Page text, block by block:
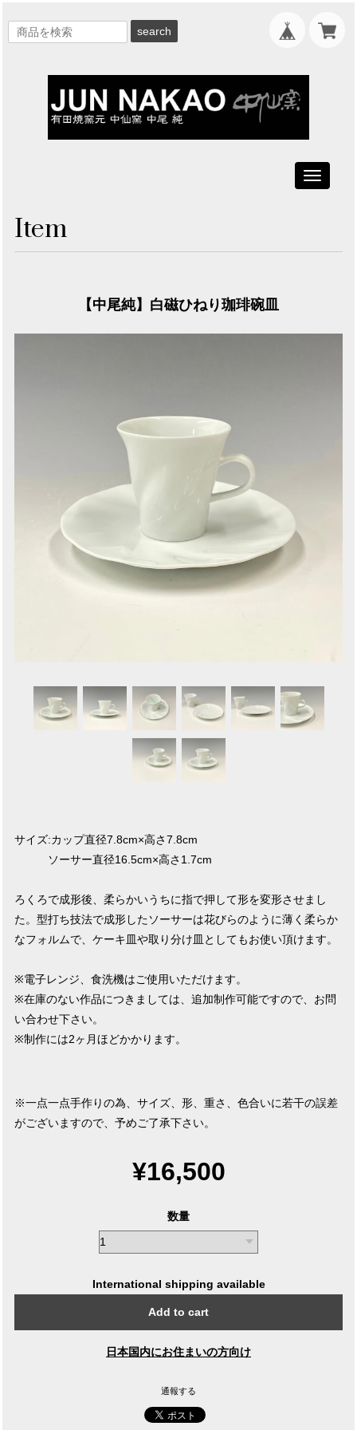
search
Toggle
Item
【中尾純】白磁ひねり珈琲碗皿
サイズ:カップ直径7.8cm×高さ7.8cm
ソーサー直径16.5cm×高さ1.7cm
ろくろで成形後、柔らかいうちに指で押して形を変形させまし
た。型打ち技法で成形したソーサーは花びらのように薄く柔らか
なフォルムで、ケーキ皿や取り分け皿としてもお使い頂けます。
※電子レンジ、食洗機はご使用いただけます。
※在庫のない作品につきましては、追加制作可能ですので、お問
い合わせ下さい。
※制作には2ヶ月ほどかかります。
※一点一点手作りの為、サイズ、形、重さ、色合いに若干の誤差
がございますので、予めご了承下さい。
¥16,500
数量
International shipping available
Add to cart
日本国内にお住まいの方向け
通報する